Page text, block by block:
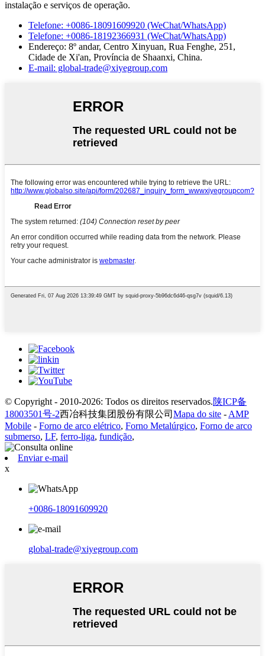
instalação e serviços de operação.
Telefone: +0086-18091609920 (WeChat/WhatsApp)
Telefone: +0086-18192366931 (WeChat/WhatsApp)
Endereço: 8º andar, Centro Xinyuan, Rua Fenghe, 251,
Cidade de Xi'an, Província de Shaanxi, China.
E-mail: global-trade@xiyegroup.com
© Copyright - 2010-2026: Todos os direitos reservados.陕ICP备
18003501号-2西冶科技集团股份有限公司 Mapa do site -AMP
Mobile - Forno de arco elétrico, Forno Metalúrgico, Forno de arco
submerso, LF, ferro-liga, fundição,
Enviar e-mail
x
+0086-18091609920
global-trade@xiyegroup.com